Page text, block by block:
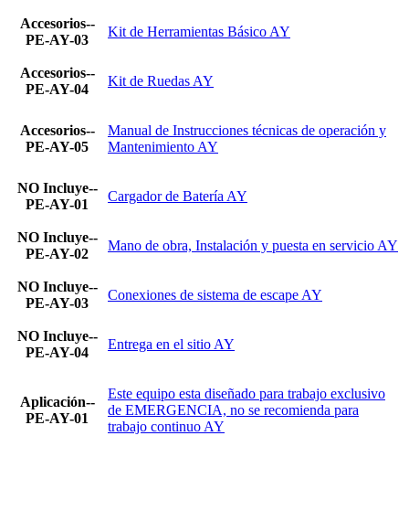
Accesorios--
PE-AY-03
Kit de Herramientas Básico AY
Accesorios--
PE-AY-04
Kit de Ruedas AY
Accesorios--
PE-AY-05
Manual de Instrucciones técnicas de operación y
Mantenimiento AY
NO Incluye--
PE-AY-01
Cargador de Batería AY
NO Incluye--
PE-AY-02
Mano de obra, Instalación y puesta en servicio AY
NO Incluye--
PE-AY-03
Conexiones de sistema de escape AY
NO Incluye--
PE-AY-04
Entrega en el sitio AY
Aplicación--
PE-AY-01
Este equipo esta diseñado para trabajo exclusivo
de EMERGENCIA, no se recomienda para
trabajo continuo AY